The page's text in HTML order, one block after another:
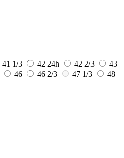
41 1/3 42 24h 42 2/3
43
46 46 2/3 47 1/3
48